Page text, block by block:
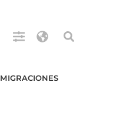
MIGRACIONES